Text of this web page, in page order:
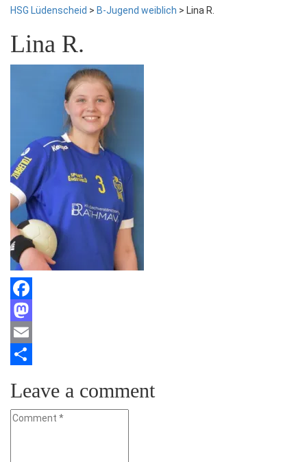
HSG Lüdenscheid > B-Jugend weiblich > Lina R.
Lina R.
Facebook
Mastodon
Email
Leave a comment